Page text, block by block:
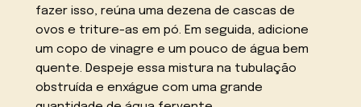
fazer isso, reúna uma dezena de cascas de
ovos e triture-as em pó. Em seguida, adicione
um copo de vinagre e um pouco de água bem
quente. Despeje essa mistura na tubulação
obstruída e enxágue com uma grande